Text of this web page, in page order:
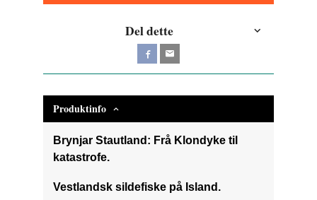
Del dette
Produktinfo
Brynjar Stautland: Frå Klondyke til
katastrofe.
Vestlandsk sildefiske på Island.